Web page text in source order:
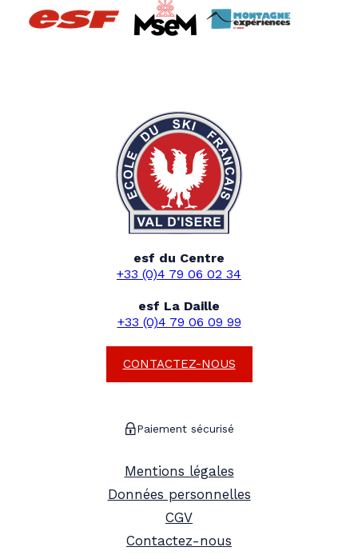
esf du Centre
+33 (0)4 79 06 02 34
esf La Daille
+33 (0)4 79 06 09 99
CONTACTEZ-NOUS
Paiement sécurisé
Mentions légales
Données personnelles
CGV
Contactez-nous